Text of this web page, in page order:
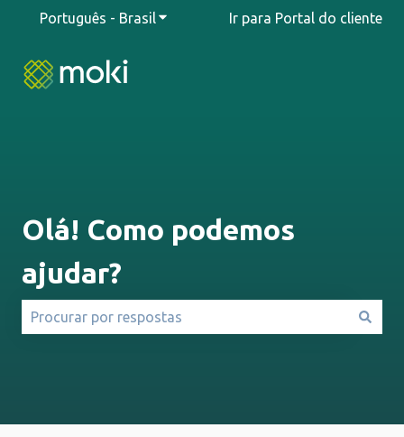
Português - BrasilMostrar submenu para traduções
Ir para Portal do cliente
Olá! Como podemos
ajudar?